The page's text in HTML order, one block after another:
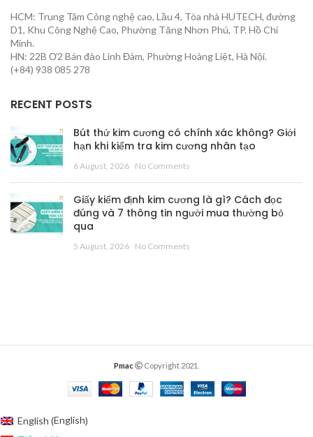
HCM: Trung Tâm Công nghệ cao, Lầu 4, Tòa nhà HUTECH, đường
D1, Khu Công Nghệ Cao, Phường Tăng Nhơn Phú, TP. Hồ Chí
Minh.
HN: 22B Ơ2 Bán đảo Linh Đàm, Phường Hoàng Liệt, Hà Nội.
(+84) 938 085 278
RECENT POSTS
Bút thử kim cương có chính xác không? Giới
hạn khi kiểm tra kim cương nhân tạo
6 August, 2026 No Comments
Giấy kiểm định kim cương là gì? Cách đọc
đúng và 7 thông tin người mua thường bỏ
qua
5 August, 2026 No Comments
Pmac Copyright 2021.
English (English)